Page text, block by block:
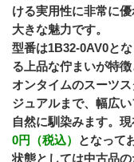
ける実用性に非常に
大きな魅力です。
型番は1B32-0AV0と
る上品な佇まいが特徴
オンタイムのスーツ
ジュアルまで、幅広
自然に馴染みます。
0円（税込）
となって
状態としては中古品